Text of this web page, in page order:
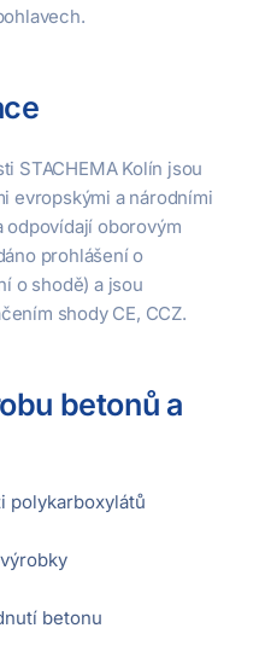
STACHEMA Kolín jsou
evropskými a národními
odpovídají oborovým
prohlášení o
o shodě) a jsou
shody CE, CCZ.
betonů a
polykarboxylátů
betonu